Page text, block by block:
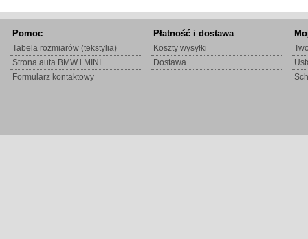
Pomoc
Tabela rozmiarów (tekstylia)
Strona auta BMW i MINI
Formularz kontaktowy
Płatność i dostawa
Koszty wysyłki
Dostawa